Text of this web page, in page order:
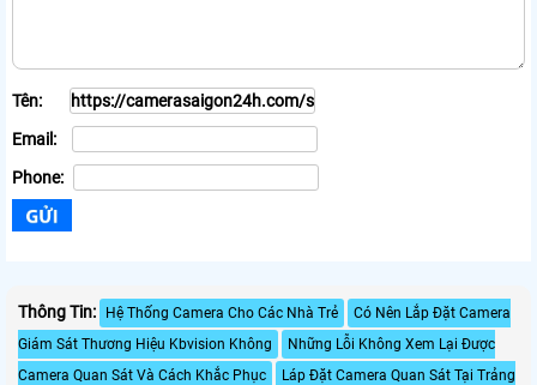
Tên:
Email:
Phone:
Thông Tin: Hệ Thống Camera Cho Các Nhà Trẻ
Có Nên Lắp Đặt Camera
Giám Sát Thương Hiệu Kbvision Không
Những Lỗi Không Xem Lại Được
Camera Quan Sát Và Cách Khắc Phục
Láp Đặt Camera Quan Sát Tại Trảng